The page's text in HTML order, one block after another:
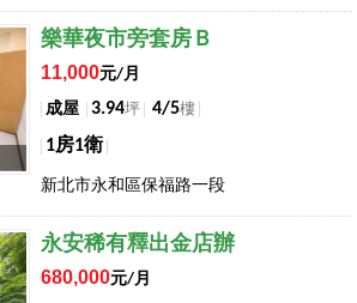
樂華夜市旁套房Ｂ
11,000元/月
成屋
3.94坪 4/5樓
1房1衛
新北市永和區保福路一段
永安稀有釋出金店辦
680,000元/月